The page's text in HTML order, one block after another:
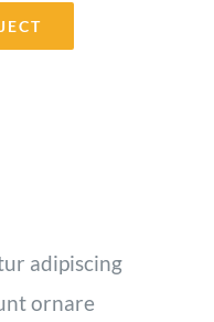
adipiscing
ornare